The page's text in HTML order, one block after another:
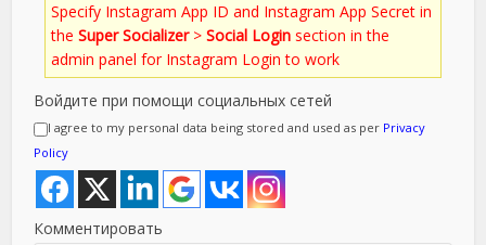
Specify Instagram App ID and Instagram App Secret in
theSuper Socializer>Social Login section in the
admin panel for Instagram Login to work
Войдите при помощи социальных сетей
I agree to my personal data being stored and used as per Privacy
Policy
Комментировать